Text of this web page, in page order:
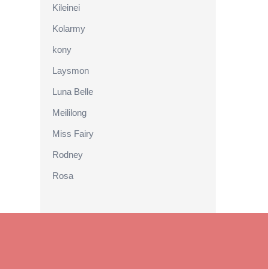
Kileinei
Kolarmy
kony
Laysmon
Luna Belle
Meililong
Miss Fairy
Rodney
Rosa